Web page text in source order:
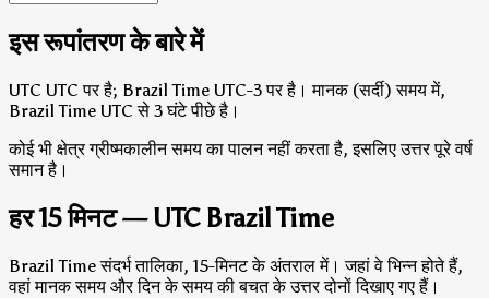
इस रूपांतरण के बारे में
UTC UTC पर है; Brazil Time UTC-3 पर है। मानक (सर्दी) समय में,
Brazil Time UTC से 3 घंटे पीछे है।
कोई भी क्षेत्र ग्रीष्मकालीन समय का पालन नहीं करता है, इसलिए उत्तर पूरे वर्ष
समान है।
हर 15 मिनट — UTC Brazil Time
Brazil Time संदर्भ तालिका, 15-मिनट के अंतराल में। जहां वे भिन्न होते हैं,
वहां मानक समय और दिन के समय की बचत के उत्तर दोनों दिखाए गए हैं।